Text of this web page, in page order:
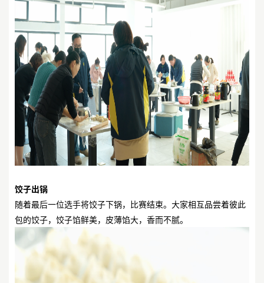
饺子出锅
随着最后一位选手将饺子下锅，比赛结束。大家相互品尝着彼此
包的饺子，饺子馅鲜美，皮薄馅大，香而不腻。